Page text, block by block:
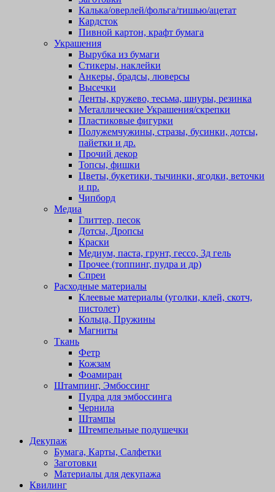
Калька/оверлей/фольга/тишью/ацетат
Кардсток
Пивной картон, крафт бумага
Украшения
Вырубка из бумаги
Стикеры, наклейки
Анкеры, брадсы, люверсы
Высечки
Ленты, кружево, тесьма, шнуры, резинка
Металлические Украшения/скрепки
Пластиковые фигурки
Полужемчужины, стразы, бусинки, дотсы,
пайетки и др.
Прочий декор
Топсы, фишки
Цветы, букетики, тычинки, ягодки, веточки
и пр.
Чипборд
Медиа
Глиттер, песок
Дотсы, Дропсы
Краски
Медиум, паста, грунт, гессо, 3д гель
Прочее (топпинг, пудра и др)
Спреи
Расходные материалы
Клеевые материалы (уголки, клей, скотч,
пистолет)
Кольца, Пружины
Магниты
Ткань
Фетр
Кожзам
Фоамиран
Штампинг, Эмбоссинг
Пудра для эмбоссинга
Чернила
Штампы
Штемпельные подушечки
Декупаж
Бумага, Карты, Салфетки
Заготовки
Материалы для декупажа
Квилинг